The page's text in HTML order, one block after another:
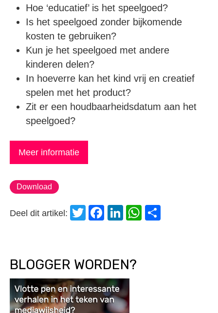
Hoe ‘educatief’ is het speelgoed?
Is het speelgoed zonder bijkomende
kosten te gebruiken?
Kun je het speelgoed met andere
kinderen delen?
In hoeverre kan het kind vrij en creatief
spelen met het product?
Zit er een houdbaarheidsdatum aan het
speelgoed?
Meer informatie
Download
Deel dit artikel: Twitter
Facebook
LinkedIn
WhatsApp
BLOGGER WORDEN?